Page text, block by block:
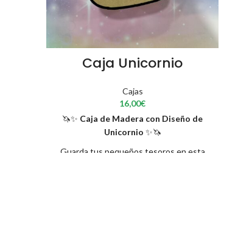
Caja Unicornio
Cajas
16,00€
🦄✨ Caja de Madera con Diseño de
Unicornio ✨🦄
Guarda tus pequeños tesoros en esta